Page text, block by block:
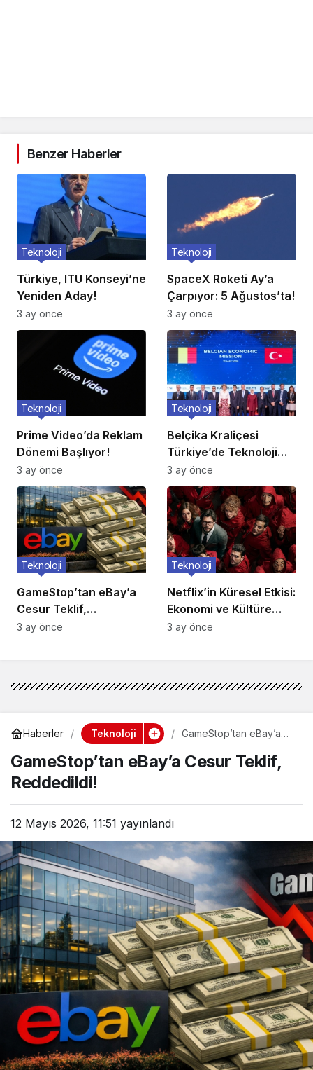
Benzer Haberler
Türkiye, ITU Konseyi’ne
Yeniden Aday!
Teknoloji
3 ay önce
SpaceX Roketi Ay’a
Çarpıyor: 5 Ağustos’ta!
Teknoloji
3 ay önce
Prime Video’da Reklam
Dönemi Başlıyor!
Teknoloji
3 ay önce
Belçika Kraliçesi
Türkiye’de Teknoloji
Ziyareti
Teknoloji
3 ay önce
GameStop’tan eBay’a
Cesur Teklif,
Reddedildi!
Teknoloji
3 ay önce
Netflix’in Küresel Etkisi:
Ekonomi ve Kültüre
Yansımalar
Teknoloji
3 ay önce
Haberler Teknoloji
GameStop’tan eBay’a
GameStop’tan eBay’a Cesur Teklif,
Reddedildi!
12 Mayıs 2026, 11:51 yayınlandı